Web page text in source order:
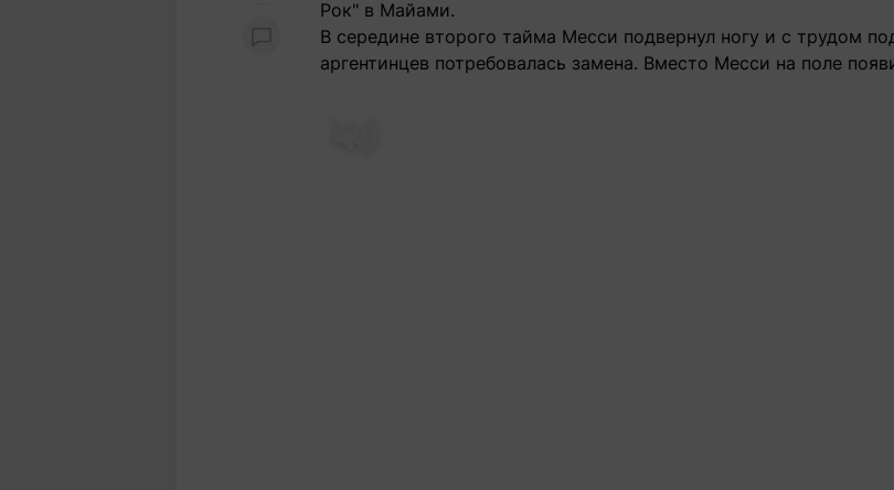
Рок" в Майами.
В середине второго тайма Месси подвернул ногу и с трудом
аргентинцев потребовалась замена. Вместо Месси на поле